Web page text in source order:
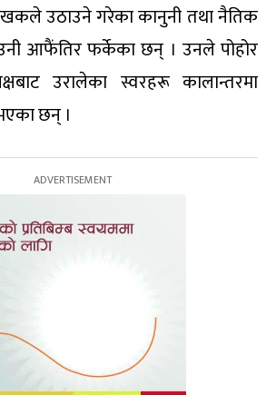
उठाउने गरेका कानुनी तथा नैतिक
आफैंतिर फर्केका छन् । उनले पोहोर
उरालेका स्वरहरू कालान्तरमा
छन् ।